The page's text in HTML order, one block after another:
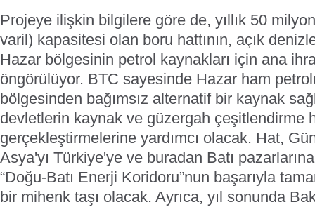
Projeye ilişkin bilgilere göre de, yıllık 50
varil) kapasitesi olan boru hattının, açık
Hazar bölgesinin petrol kaynakları için ana
öngörülüyor. BTC sayesinde Hazar ham
bölgesinden bağımsız alternatif bir kaynak
devletlerin kaynak ve güzergah çeşitlendirme
gerçekleştirmelerine yardımcı olacak. Hat,
Asya'yı Türkiye'ye ve buradan Batı
“Doğu-Batı Enerji Koridoru”nun başarıyla
bir mihenk taşı olacak. Ayrıca, yıl sonunda